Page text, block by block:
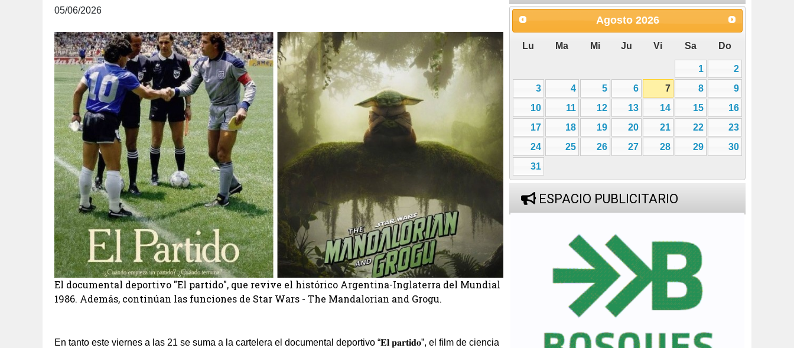
05/06/2026
El documental deportivo "El partido", que revive el histórico Argentina-Inglaterra del Mundial
1986. Además, continúan las funciones de Star Wars - The Mandalorian and Grogu.
En tanto este viernes a las 21 se suma a la cartelera el documental deportivo “𝐄𝐥 𝐩𝐚𝐫𝐭𝐢𝐝𝐨”, el film de ciencia
Agosto 2026
Lu Ma Mi Ju Vi Sa Do
1
2
3
4 5 6 7 8
9
10
11 12 13 14 15
16
17
18 19 20 21 22
23
24
25 26 27 28 29
30
31
ESPACIO PUBLICITARIO